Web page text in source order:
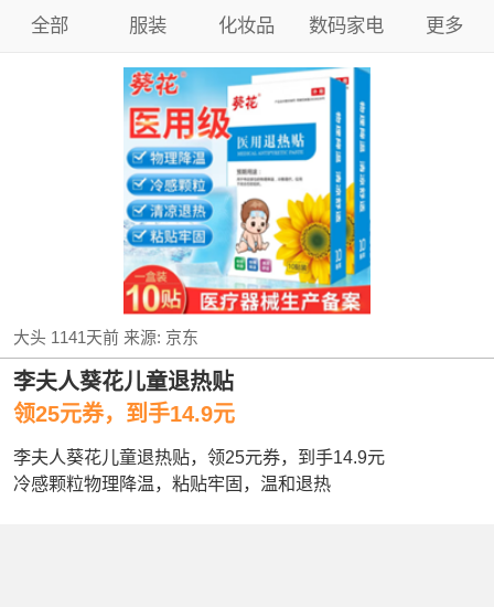
全部 服装 化妆品 数码家电 更多
大头 1141天前来源: 京东
李夫人葵花儿童退热贴
领25元券，到手14.9元
李夫人葵花儿童退热贴，领25元券，到手14.9元
冷感颗粒物理降温，粘贴牢固，温和退热